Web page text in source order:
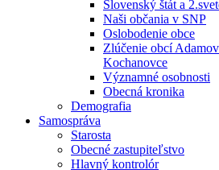
Slovenský štát a
Naši občania v SNP
Oslobodenie obce
Zlúčenie obcí
Kochanovce
Významné osobnosti
Obecná kronika
Demografia
Samospráva
Starosta
Obecné zastupiteľstvo
Hlavný kontrolór